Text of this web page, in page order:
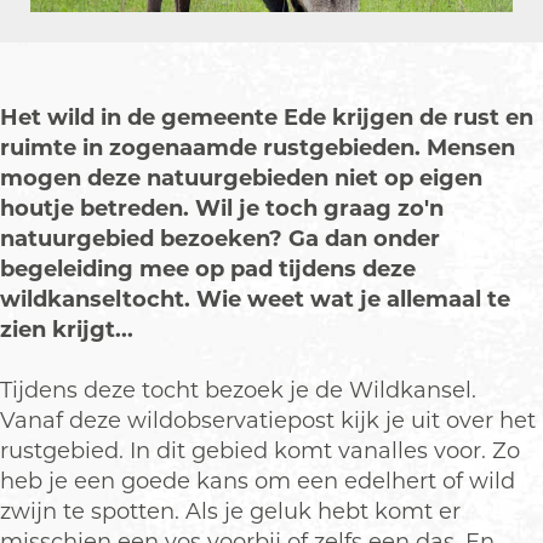
t
co
t
t
t
Het wild in de gemeente Ede krijgen de rust en
ruimte in zogenaamde rustgebieden. Mensen
mogen deze natuurgebieden niet op eigen
houtje betreden. Wil je toch graag zo'n
natuurgebied bezoeken? Ga dan onder
begeleiding mee op pad tijdens deze
wildkanseltocht. Wie weet wat je allemaal te
zien krijgt...
Tijdens deze tocht bezoek je de Wildkansel.
Vanaf deze wildobservatiepost kijk je uit over het
rustgebied. In dit gebied komt vanalles voor. Zo
heb je een goede kans om een edelhert of wild
zwijn te spotten. Als je geluk hebt komt er